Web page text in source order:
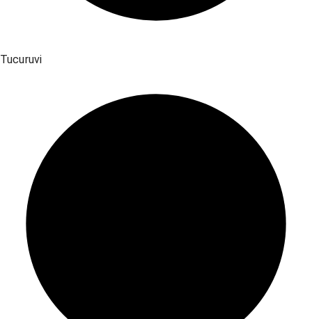
Tucuruvi